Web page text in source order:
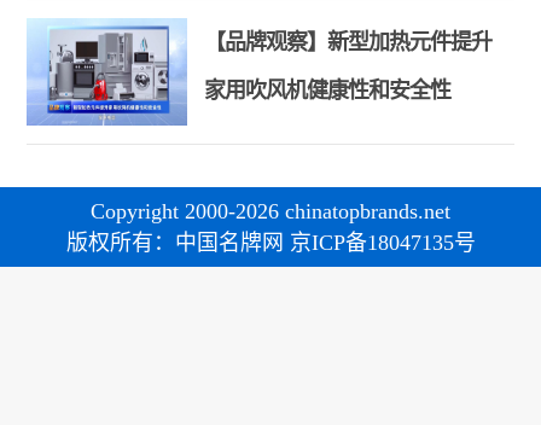
【品牌观察】新型加热元件提升
家用吹风机健康性和安全性
Copyright 2000-2026 chinatopbrands.net
版权所有：中国名牌网 京ICP备18047135号